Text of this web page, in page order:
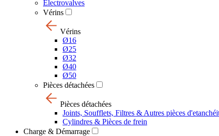
Electrovalves
Vérins
Vérins
Ø16
Ø25
Ø32
Ø40
Ø50
Pièces détachées
Pièces détachées
Joints, Soufflets, Filtres & Autres pièces
Cylindres & Pièces de frein
Charge & Démarrage